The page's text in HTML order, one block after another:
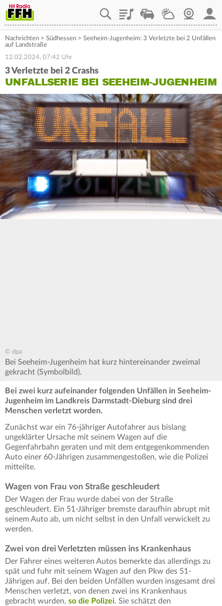
PlaylistStaupilotWetterWebcam
Nachrichten > Südhessen > Seeheim-Jugenheim: 3 Verletzte bei 2 Unfällen
auf Landstraße
12.02.2024, 07:42 Uhr
3 Verletzte bei 2 Crashs
UNFALLSERIE BEI SEEHEIM-JUGENHEIM
© dpa
Bei Seeheim-Jugenheim hat kurz hintereinander zweimal
gekracht (Symbolbild).
Bei zwei kurz aufeinander folgenden Unfällen in Seeheim-
Jugenheim im Landkreis Darmstadt-Dieburg sind drei
Menschen verletzt worden.
Zunächst war ein 76-jähriger Autofahrer aus bislang
ungeklärter Ursache mit seinem Wagen auf die
Gegenfahrbahn geraten und mit dem entgegenkommenden
Auto einer 60-Jährigen zusammengestoßen, wie die Polizei
mitteilte.
Wagen von Frau von Straße geschleudert
Der Wagen der Frau wurde dabei von der Straße
geschleudert. Ein 51-Jähriger bremste daraufhin abrupt mit
seinem Auto ab, um nicht selbst in den Unfall verwickelt zu
werden.
Zwei von drei Verletzten müssen ins Krankenhaus
Der Fahrer eines weiteren Autos bemerkte das allerdings zu
spät und fuhr mit seinem Wagen auf den Pkw des 51-
Jährigen auf. Bei den beiden Unfällen wurden insgesamt drei
Menschen verletzt, von denen zwei ins Krankenhaus
gebracht wurden, so die Polizei. Sie schätzt den